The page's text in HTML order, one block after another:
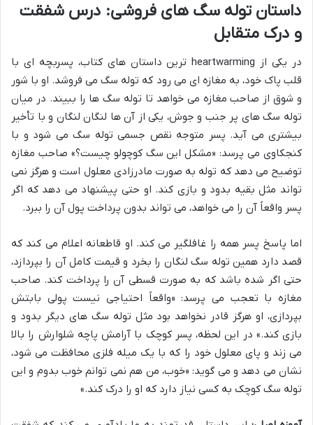
داستان توله سگ های فروشی: درس شفقت
و درک متقابل
در یکی از heartwarming ترین داستان های کتاب، پسربچه ای با
قلب پاک خود، به مغازه ای می رود که توله سگ می فروشد. او با شور
و شوق از صاحب مغازه می خواهد تا توله سگ ها را ببیند. در میان
توله سگ های پر جنب و جوش، یکی از آن ها لنگان لنگان و با تأخیر
بیشتری می آید. پسر متوجه نقص جسمی توله سگ می شود و با
کنجکاوی می پرسد: «مشکل این سگ کوچولو چیست؟» صاحب مغازه
توضیح می دهد که توله به صورت مادرزادی معلول است و هرگز نمی
تواند مثل بقیه بدود و بازی کند. او حتی پیشنهاد می دهد که اگر
پسر واقعاً آن را می خواهد، می تواند بدون پرداخت پول آن را ببرد.
اما پاسخ پسر همه را غافلگیر می کند. او قاطعانه اعلام می کند که
قصد دارد همین توله سگ لنگان را بخرد و قیمت کامل آن را بپردازد،
حتی اگر شده باشد که به صورت قسطی آن را پرداخت کند. صاحب
مغازه با تعجب می پرسد: «واقعاً احتیاجی نیست پولی بابتش
بپردازی، او هرگز قادر نخواهد بود مثل توله سگ های دیگر بدود و
بازی کند.» در این لحظه، پسر کوچک با آرامش پاچه شلوارش را بالا
می زند و پای معلول خود را که با یک میله فلزی محافظت می شود،
نشان می دهد و می گوید: «خوب، من هم نمی توانم خوب بدوم و این
توله سگ کوچک به کسی نیاز دارد که او را درک کند.»